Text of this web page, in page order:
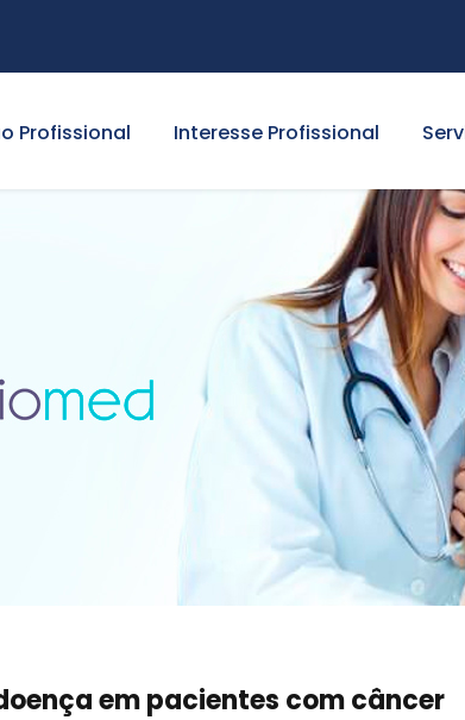
Profissional Interesse Profissional
em pacientes com câncer